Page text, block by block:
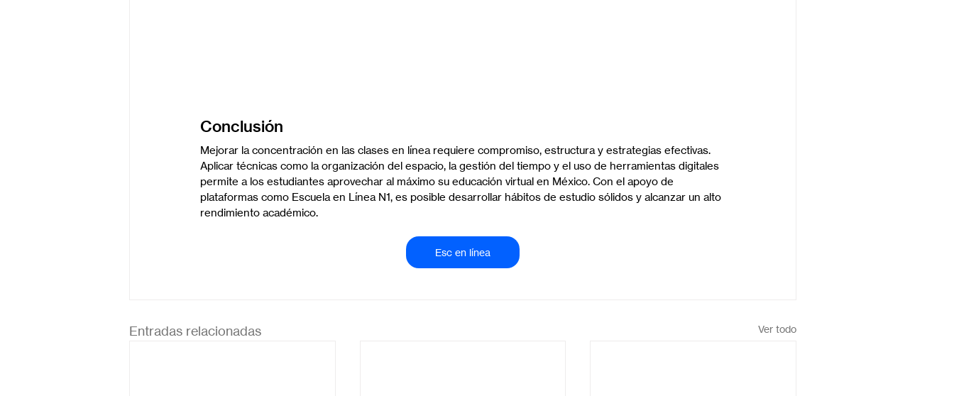
Conclusión
Mejorar la concentración en las clases en línea requiere compromiso, estructura y estrategias efectivas.
Aplicar técnicas como la organización del espacio, la gestión del tiempo y el uso de herramientas digitales
permite a los estudiantes aprovechar al máximo su educación virtual en México. Con el apoyo de
plataformas como Escuela en Línea N1, es posible desarrollar hábitos de estudio sólidos y alcanzar un alto
rendimiento académico.
Esc en línea
Entradas relacionadas Ver todo